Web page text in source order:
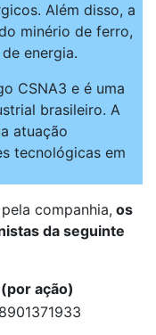
Além disso, a
minério de ferro,
energia.
CSNA3 e é uma
brasileiro. A
atuação
tecnológicas em
companhia, os
da seguinte
ação)